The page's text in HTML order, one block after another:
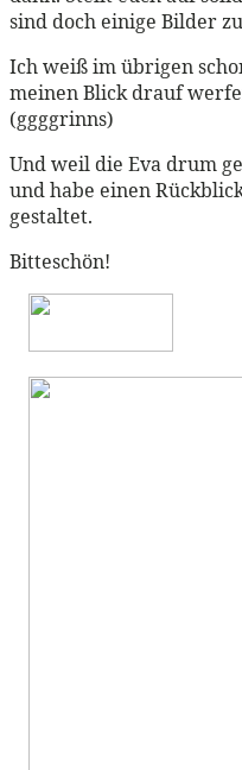
sind doch einige Bilder
Ich weiß im übrigen
meinen Blick drauf
(ggggrinns)
Und weil die Eva drum
und habe einen
gestaltet.
Bitteschön!